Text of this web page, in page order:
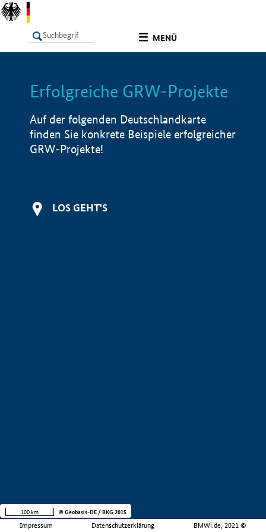
MENÜ
LISTE Info
Erfolgreiche GRW-Projekte
Auf der folgenden Deutschlandkarte
finden Sie konkrete Beispiele erfolgreicher
GRW-Projekte!
LOS GEHT'S
Impressum Datenschutzerklärung BMWi.de, 2021 ©
100 km © Geobasis-DE / BKG 2015